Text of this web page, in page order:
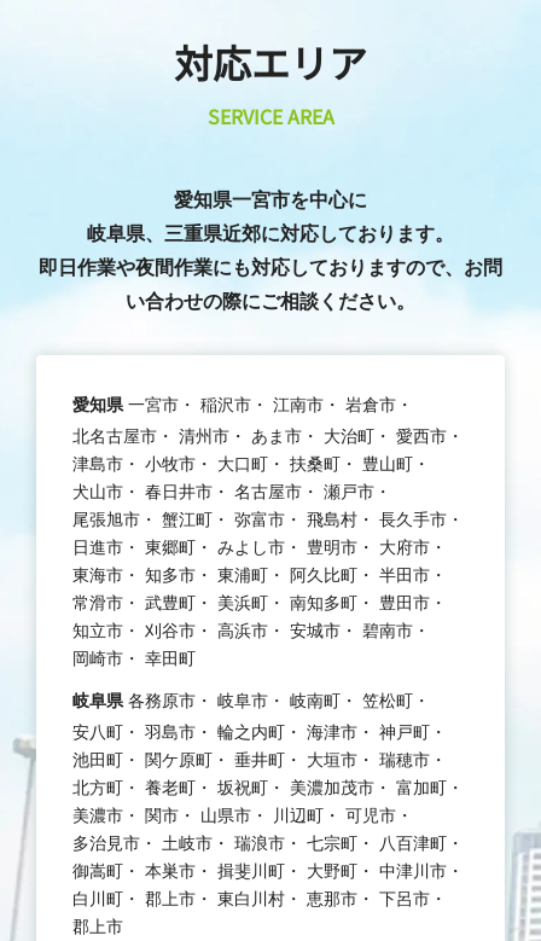
対応エリア
SERVICE AREA
愛知県一宮市を中心に
岐阜県、三重県近郊に対応しております。
即日作業や夜間作業にも対応しておりますので、お問
い合わせの際にご相談ください。
愛知県 一宮市 稲沢市 江南市
岩倉市
北名古屋市
清州市 あま市 大治町
愛西市
津島市
小牧市 大口町 扶桑町
豊山町
犬山市
春日井市 名古屋市
瀬戸市
尾張旭市
蟹江町 弥富市 飛島村
長久手市
日進市
東郷町 みよし市 豊明市
大府市
東海市
知多市 東浦町 阿久比町
半田市
常滑市
武豊町 美浜町 南知多町
豊田市
知立市
刈谷市 高浜市 安城市
碧南市
岡崎市
幸田町
岐阜県 各務原市 岐阜市 岐南町
笠松町
安八町
羽島市 輪之内町 海津市
神戸町
池田町
関ケ原町 垂井町 大垣市
瑞穂市
北方町
養老町 坂祝町 美濃加茂市
富加町
美濃市
関市 山県市 川辺町
可児市
多治見市
土岐市 瑞浪市 七宗町
八百津町
御嵩町
本巣市 揖斐川町 大野町
中津川市
白川町
郡上市 東白川村 恵那市
下呂市
郡上市